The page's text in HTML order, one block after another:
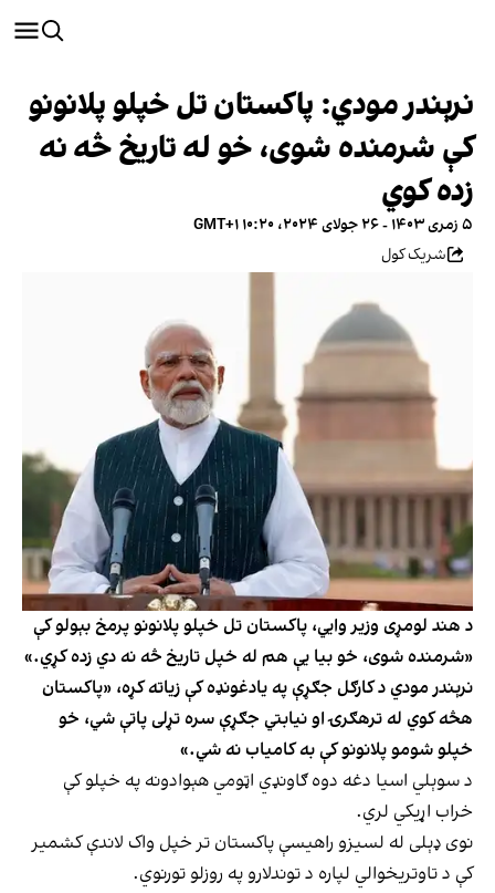
نرېندر مودي: پاکستان تل خپلو پلانونو
کې شرمنده شوی، خو له تاریخ څه نه
زده کوي
۵ زمری ۱۴۰۳ - ۲۶ جولای ۲۰۲۴، ۱۰:۲۰ GMT+۱
شریک کول
د هند لومړی وزیر وايي، پاکستان تل خپلو پلانونو پرمخ بېولو کې
«شرمنده شوی، خو بیا یې هم له خپل تاریخ څه نه دي زده کړي.»
نرېندر مودي د کارګل جګړې په یادغونډه کې زیاته کړه، «پاکستان
هڅه کوي له ترهګرۍ او نیابتي جګړې سره تړلی پاتې شي، خو
خپلو شومو پلانونو کې به کامیاب نه شي.»
د سوېلي اسیا دغه دوه ګاونډي اټومي هېوادونه په خپلو کې
خراب اړیکي لري.
نوی ډېلی له لسیزو راهیسې پاکستان تر خپل واک لاندې کشمیر
کې د تاوتریخوالي لپاره د توندلارو په روزلو تورنوي.